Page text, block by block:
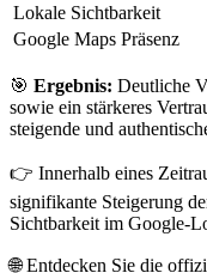
Lokale Sichtbarkeit
Google Maps Präsenz
🎯 Ergebnis: Deutliche
sowie ein stärkeres
steigende und
👉 Innerhalb eines
signifikante Steigerung
Sichtbarkeit im Google-
🌐 Entdecken Sie die